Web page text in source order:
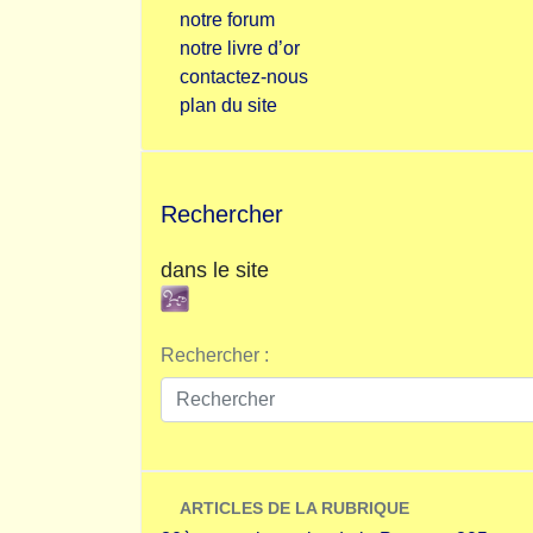
notre forum
notre livre d’or
contactez-nous
plan du site
Rechercher
dans le site
Rechercher :
ARTICLES DE LA RUBRIQUE